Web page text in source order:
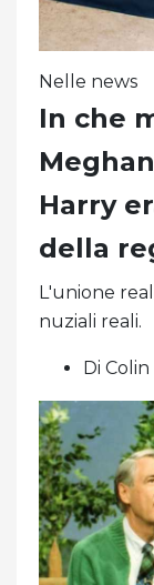
Nelle news
In che
Harry
della
L'unione
nuziali reali.
Di